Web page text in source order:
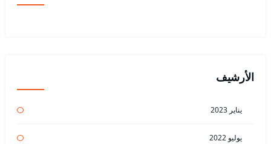
الأرشيف
يناير 2023
يوليو 2022